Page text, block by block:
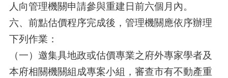
人向管理機關申請參與重建日前六個月內。
六、前點估價程序完成後，管理機關應依序辦理
下列作業：
（一）邀集具地政或估價專業之府外專家學者及
本府相關機關組成專案小組，審查市有不動產重